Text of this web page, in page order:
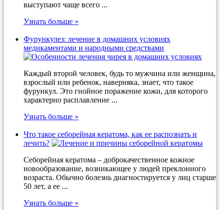
выступают чаще всего ...
Узнать больше »
Фурункулез: лечение в домашних условиях
медикаментами и народными средствами
Каждый второй человек, будь то мужчина или женщина,
взрослый или ребенок, наверняка, знает, что такое
фурункул. Это гнойное поражение кожи, для которого
характерно расплавление ...
Узнать больше »
Что такое себорейная кератома, как ее распознать и
лечить?
Себорейная кератома – доброкачественное кожное
новообразование, возникающее у людей преклонного
возраста. Обычно болезнь диагностируется у лиц старше
50 лет, а ее ...
Узнать больше »